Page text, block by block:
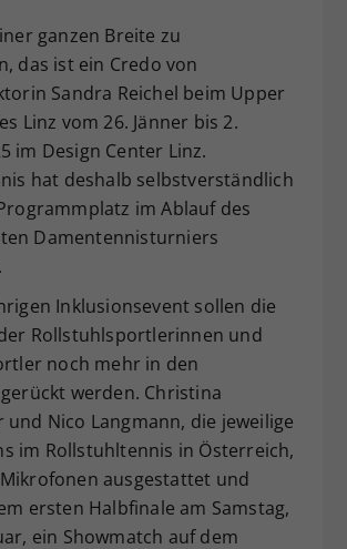
ganzen Breite zu
das ist ein Credo von
Sandra Reichel beim Upper
Linz vom 26. Jänner bis 2.
im Design Center Linz.
hat deshalb selbstverständlich
im Ablauf des
Damentennisturniers
Inklusionsevent sollen die
Rollstuhlsportlerinnen und
noch mehr in den
werden. Christina
und Nico Langmann, die jeweilige
im Rollstuhltennis in Österreich,
ausgestattet und
ersten Halbfinale am Samstag,
ein Showmatch auf dem
Dieser Wert speichert Ihre Consent-
Einstellungen. Unter anderem eine
zufällig generierte ID, für die
historische Speicherung Ihrer
vorgenommen Einstellungen, falls der
Webseiten-Betreiber dies eingestellt
hat.